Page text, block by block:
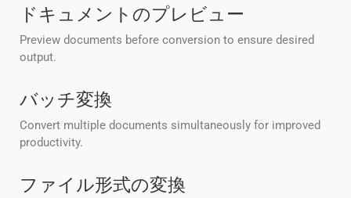
ドキュメントのプレビュー
Preview documents before conversion to ensure desired
output.
バッチ変換
Convert multiple documents simultaneously for improved
productivity.
ファイル形式の変換